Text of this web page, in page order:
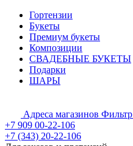
Гортензии
Букеты
Премиум букеты
Композиции
СВАДЕБНЫЕ БУКЕТЫ
Подарки
ШАРЫ
Адреса магазинов Фильтр
+7 909 00-22-106
+7 (343) 20-22-106